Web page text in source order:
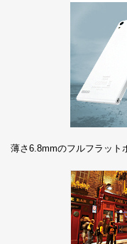
薄さ6.8mmのフルフラット